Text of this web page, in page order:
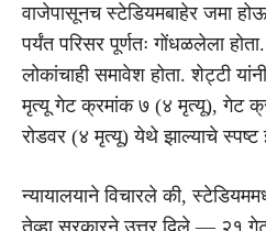
वाजेपासूनच स्टेडियमबाहेर जमा
पर्यंत परिसर पूर्णतः गोंधळलेला
लोकांचाही समावेश होता. शेट्टी
मृत्यू गेट क्रमांक ७ (४ मृत्यू), गेट
रोडवर (४ मृत्यू) येथे झाल्याचे स्पष्ट
न्यायालयाने विचारले की,
तेव्हा सरकारने उत्तर दिले — २१